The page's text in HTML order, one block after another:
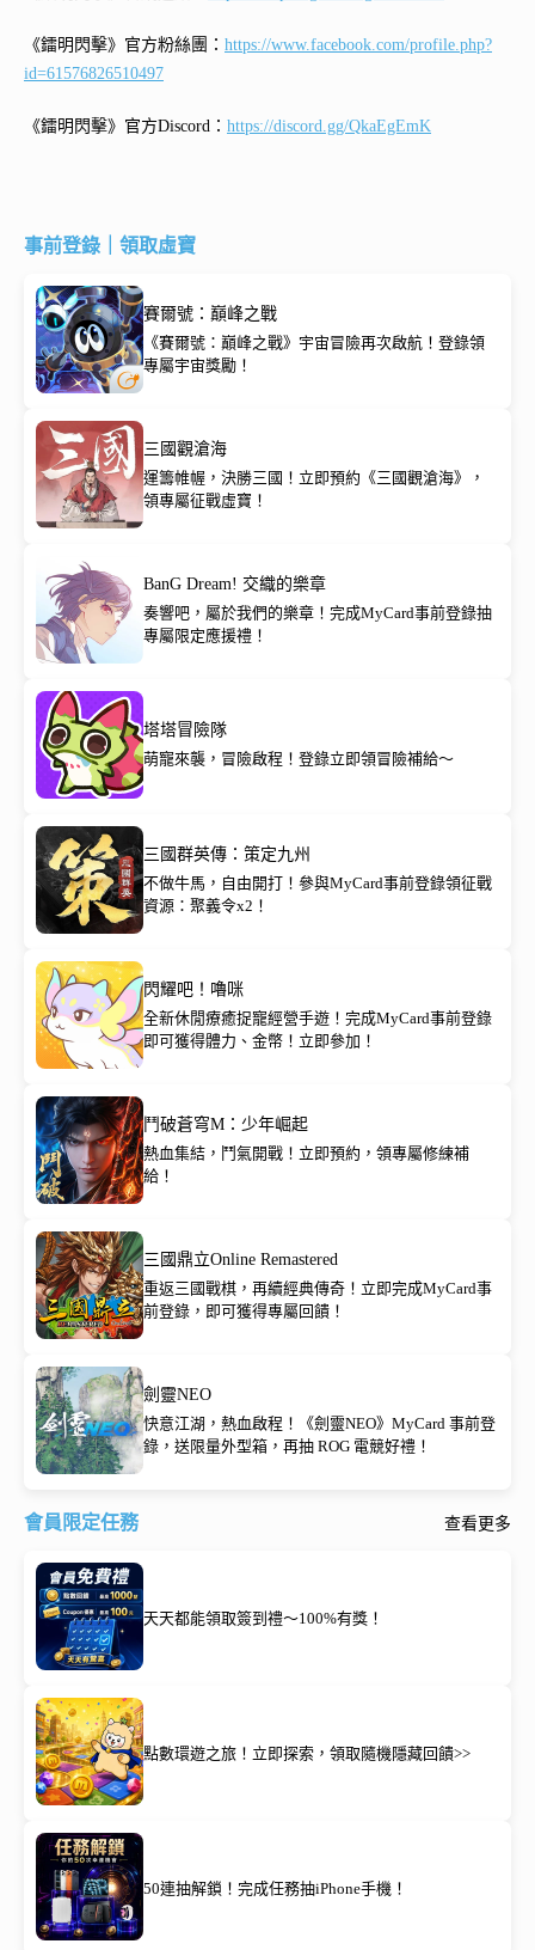
《鐳明閃擊》官方粉絲團： https://www.facebook.com/profile.php?
id=61576826510497
《鐳明閃擊》官方Discord： https://discord.gg/QkaEgEmK
事前登錄｜領取虛寶
賽爾號：巔峰之戰
《賽爾號：巔峰之戰》宇宙冒險再次啟航！登錄領
專屬宇宙獎勵！
三國觀滄海
運籌帷幄，決勝三國！立即預約《三國觀滄海》，
領專屬征戰虛寶！
BanG Dream! 交織的樂章
奏響吧，屬於我們的樂章！完成MyCard事前登錄抽
專屬限定應援禮！
塔塔冒險隊
萌寵來襲，冒險啟程！登錄立即領冒險補給～
三國群英傳：策定九州
不做牛馬，自由開打！參與MyCard事前登錄領征戰
資源：聚義令x2！
閃耀吧！嚕咪
全新休閒療癒捉寵經營手遊！完成MyCard事前登錄
即可獲得體力、金幣！立即參加！
鬥破蒼穹M：少年崛起
熱血集結，鬥氣開戰！立即預約，領專屬修練補
給！
三國鼎立Online Remastered
重返三國戰棋，再續經典傳奇！立即完成MyCard事
前登錄，即可獲得專屬回饋！
劍靈NEO
快意江湖，熱血啟程！《劍靈NEO》MyCard 事前登
錄，送限量外型箱，再抽 ROG 電競好禮！
會員限定任務 查看更多
天天都能領取簽到禮～100%有獎！
點數環遊之旅！立即探索，領取隨機隱藏回饋>>
50連抽解鎖！完成任務抽iPhone手機！